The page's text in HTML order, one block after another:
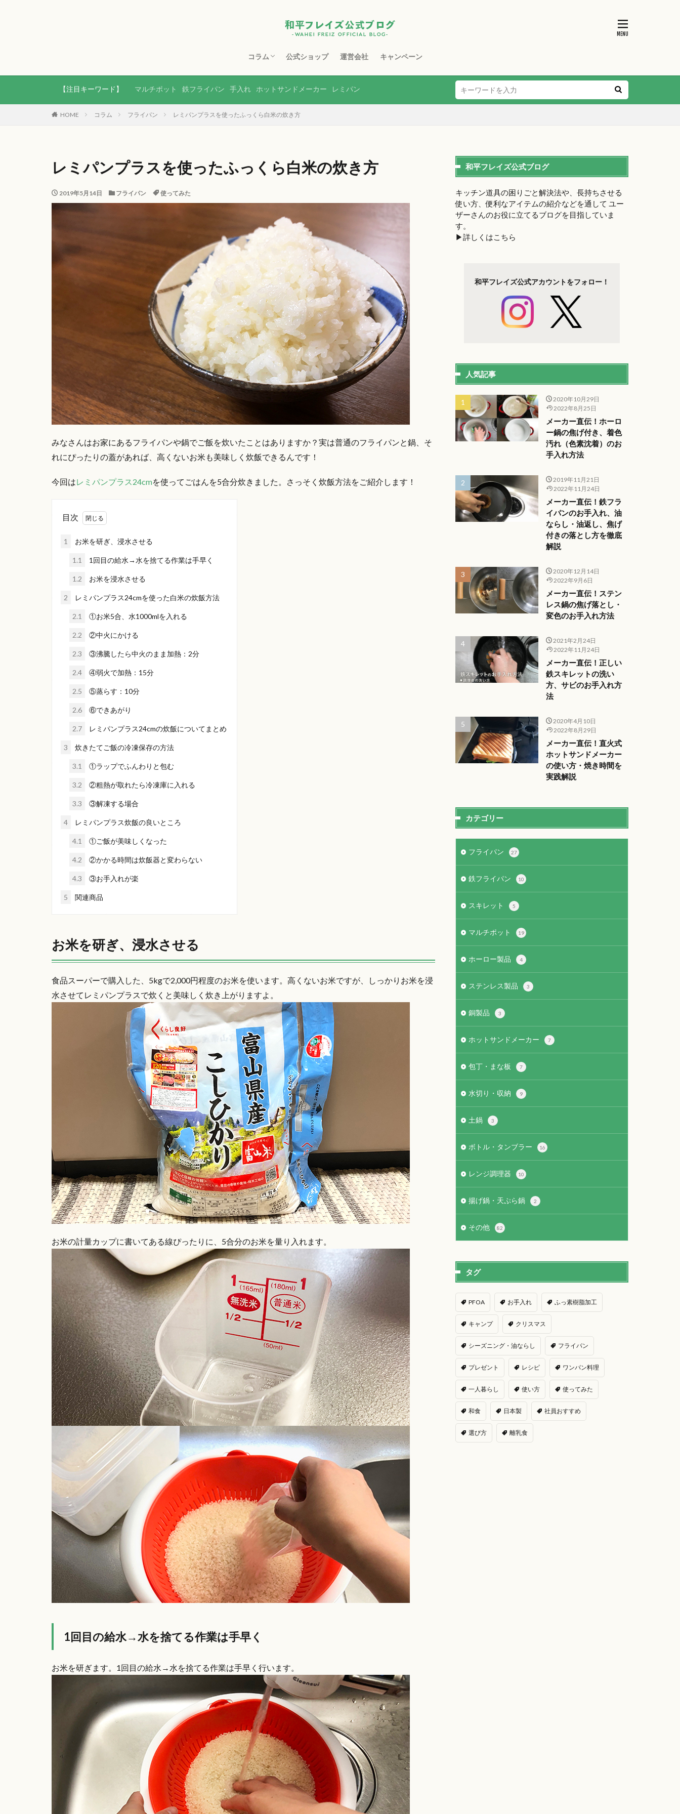
コラム
フライパン
鉄フライパン
スキレット
マルチポット
ホーロー製品
ステンレス製品
銅製品
ホットサンドメーカー
包丁・まな板
水切り・収納
土鍋
ボトル・タンブラー
レンジ調理器
その他
公式ショップ 運営会社 キャンペーン
【注目キーワード】 マルチポット 鉄フライパン 手入れ ホットサンドメーカー レミパン
HOME コラム フライパン レミパンプラスを使ったふっくら白米の炊き方
レミパンプラスを使ったふっくら白米の炊き方
2019年5月14日 フライパン 使ってみた
みなさんはお家にあるフライパンや鍋でご飯を炊いたことはありますか？実は普通のフライパンと鍋、そ
れにぴったりの蓋があれば、高くないお米も美味しく炊飯できるんです！
今回はレミパンプラス24cmを使ってごはんを5合分炊きました。さっそく炊飯方法をご紹介します！
目次
1 お米を研ぎ、浸水させる
1.1 1回目の給水→水を捨てる作業は手早く
1.2 お米を浸水させる
2 レミパンプラス24cmを使った白米の炊飯方法
2.1 ①お米5合、水1000mlを入れる
2.2 ②中火にかける
2.3 ③沸騰したら中火のまま加熱：2分
2.4 ④弱火で加熱：15分
2.5 ⑤蒸らす：10分
2.6 ⑥できあがり
2.7 レミパンプラス24cmの炊飯についてまとめ
3 炊きたてご飯の冷凍保存の方法
3.1 ①ラップでふんわりと包む
3.2 ②粗熱が取れたら冷凍庫に入れる
3.3 ③解凍する場合
4 レミパンプラス炊飯の良いところ
4.1 ①ご飯が美味しくなった
4.2 ②かかる時間は炊飯器と変わらない
4.3 ③お手入れが楽
5 関連商品
お米を研ぎ、浸水させる
食品スーパーで購入した、5kgで2,000円程度のお米を使います。高くないお米ですが、しっかりお米を浸
水させてレミパンプラスで炊くと美味しく炊き上がりますよ。
お米の計量カップに書いてある線ぴったりに、5合分のお米を量り入れます。
1回目の給水→水を捨てる作業は手早く
お米を研ぎます。1回目の給水→水を捨てる作業は手早く行います。
和平フレイズ公式ブログ
キッチン道具の困りごと解決法や、長持ちさせる
使い方、便利なアイテムの紹介などを通して ユー
ザーさんのお役に立てるブログを目指していま
す。
▶︎詳しくはこちら
和平フレイズ公式アカウントをフォロー！
人気記事
2020年10月29日
2022年8月25日
メーカー直伝！ホーロ
ー鍋の焦げ付き、着色
汚れ（色素沈着）のお
手入れ方法
2019年11月21日
2022年11月24日
メーカー直伝！鉄フラ
イパンのお手入れ、油
ならし・油返し、焦げ
付きの落とし方を徹底
解説
2020年12月14日
2022年9月6日
メーカー直伝！ステン
レス鍋の焦げ落とし・
変色のお手入れ方法
2021年2月24日
2022年11月24日
メーカー直伝！正しい
鉄スキレットの洗い
方、サビのお手入れ方
法
2020年4月10日
2022年8月29日
メーカー直伝！直火式
ホットサンドメーカー
の使い方・焼き時間を
実践解説
カテゴリー
フライパン 27
鉄フライパン 10
スキレット 5
マルチポット 19
ホーロー製品 4
ステンレス製品 3
銅製品 3
ホットサンドメーカー 7
包丁・まな板 7
水切り・収納 9
土鍋 3
ボトル・タンブラー 16
レンジ調理器 10
揚げ鍋・天ぷら鍋 2
その他 82
タグ
PFOA お手入れ ふっ素樹脂加工
キャンプ クリスマス
シーズニング・油ならし フライパン
プレゼント レシピ ワンパン料理
一人暮らし 使い方 使ってみた
和食 日本製 社員おすすめ
選び方 離乳食